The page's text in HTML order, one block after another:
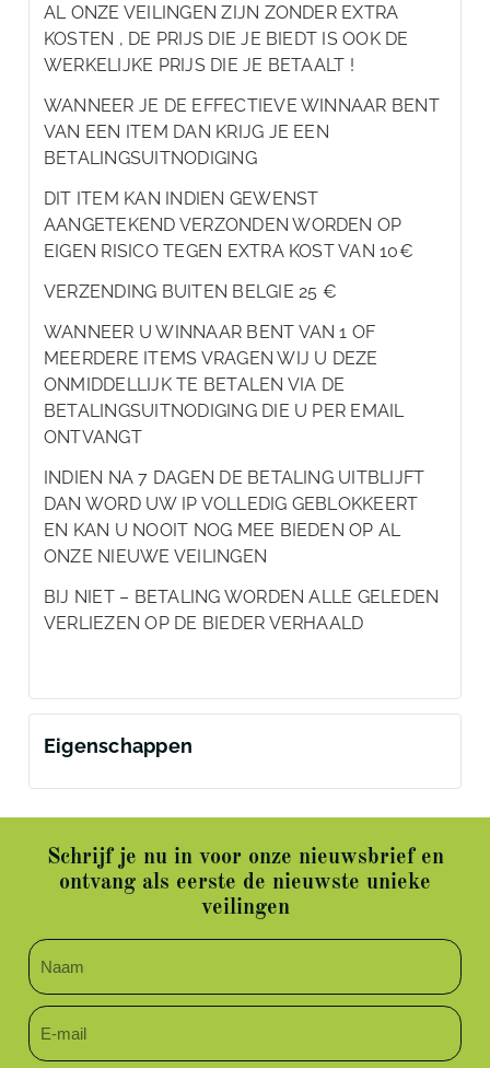
AL ONZE VEILINGEN ZIJN ZONDER EXTRA
KOSTEN , DE PRIJS DIE JE BIEDT IS OOK DE
WERKELIJKE PRIJS DIE JE BETAALT !
WANNEER JE DE EFFECTIEVE WINNAAR BENT
VAN EEN ITEM DAN KRIJG JE EEN
BETALINGSUITNODIGING
DIT ITEM KAN INDIEN GEWENST
AANGETEKEND VERZONDEN WORDEN OP
EIGEN RISICO TEGEN EXTRA KOST VAN 10€
VERZENDING BUITEN BELGIE 25 €
WANNEER U WINNAAR BENT VAN 1 OF
MEERDERE ITEMS VRAGEN WIJ U DEZE
ONMIDDELLIJK TE BETALEN VIA DE
BETALINGSUITNODIGING DIE U PER EMAIL
ONTVANGT
INDIEN NA 7 DAGEN DE BETALING UITBLIJFT
DAN WORD UW IP VOLLEDIG GEBLOKKEERT
EN KAN U NOOIT NOG MEE BIEDEN OP AL
ONZE NIEUWE VEILINGEN
BIJ NIET – BETALING WORDEN ALLE GELEDEN
VERLIEZEN OP DE BIEDER VERHAALD
Eigenschappen
Schrijf je nu in voor onze nieuwsbrief en
ontvang als eerste de nieuwste unieke
veilingen